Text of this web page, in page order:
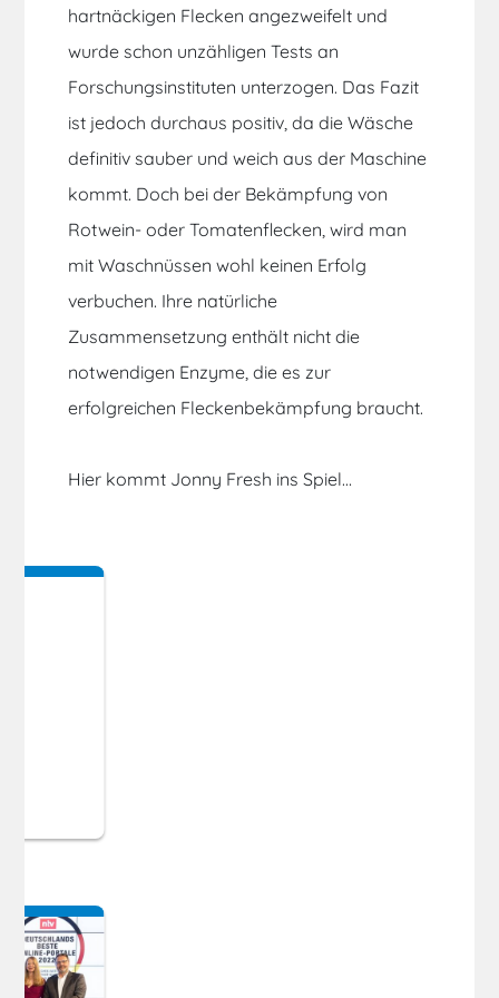
hartnäckigen Flecken angezweifelt und
wurde schon unzähligen Tests an
Forschungsinstituten unterzogen. Das Fazit
ist jedoch durchaus positiv, da die Wäsche
definitiv sauber und weich aus der Maschine
kommt. Doch bei der Bekämpfung von
Rotwein- oder Tomatenflecken, wird man
mit Waschnüssen wohl keinen Erfolg
verbuchen. Ihre natürliche
Zusammensetzung enthält nicht die
notwendigen Enzyme, die es zur
erfolgreichen Fleckenbekämpfung braucht.
Hier kommt Jonny Fresh ins Spiel…